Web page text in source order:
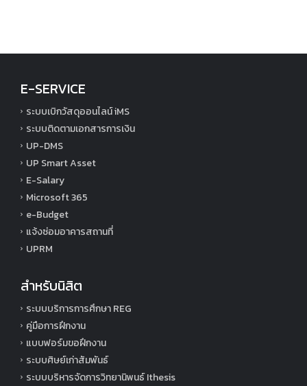
E-SERVICE
ระบบเบิกวัสดุออนไลน์ iMS
ระบบติดตามเอกสารการเงิน
UP-DMS
UP Smart Asset
E-Salary
Microsoft 365
e-Budget
แจ้งซ่อมอาคารสถานที่
UPRM
สำหรับนิสิต
ระบบบริการการศึกษา REG
คู่มือการฝึกงาน
แบบฟอร์มขอฝึกงาน
ระบบศิษย์เก่าสัมพันธ์
ระบบบริหารจัดการวิทยานิพนธ์ Ithesis